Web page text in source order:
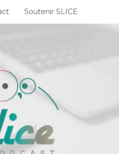
Soutenir SLICE